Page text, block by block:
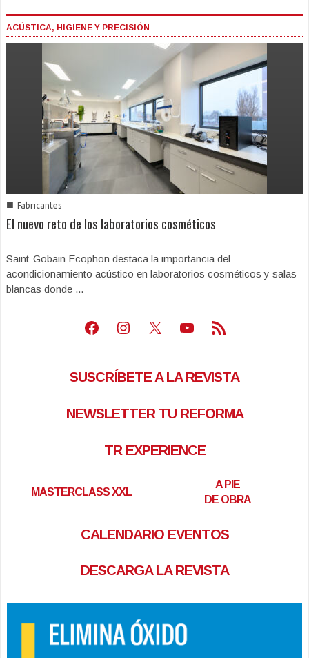
ACÚSTICA, HIGIENE Y PRECISIÓN
■ Fabricantes
El nuevo reto de los laboratorios cosméticos
Saint-Gobain Ecophon destaca la importancia del
acondicionamiento acústico en laboratorios cosméticos y salas
blancas donde ...
Facebook
Instagram
X Youtube
Feed RSS
SUSCRÍBETE A LA REVISTA
NEWSLETTER TU REFORMA
TR EXPERIENCE
MASTERCLASS XXL
A PIE
DE OBRA
CALENDARIO EVENTOS
DESCARGA LA REVISTA